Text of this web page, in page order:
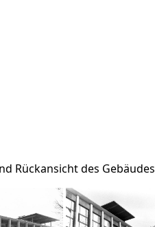
Rückansicht des Gebäudes